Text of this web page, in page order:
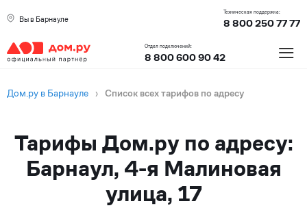
Вы в Барнауле
Техническая поддержка:
8 800 250 77 77
Отдел подключений:
8 800 600 90 42 ≡
Дом.ру в Барнауле › Список всех тарифов по адресу
Тарифы Дом.ру по адресу:
Барнаул, 4-я Малиновая
улица, 17